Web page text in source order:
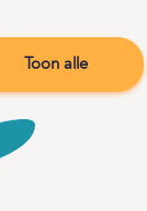
Toon alle